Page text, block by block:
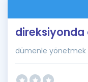
Blog
İngilizce Gramer
direksiyonda
dümenle yönetmek